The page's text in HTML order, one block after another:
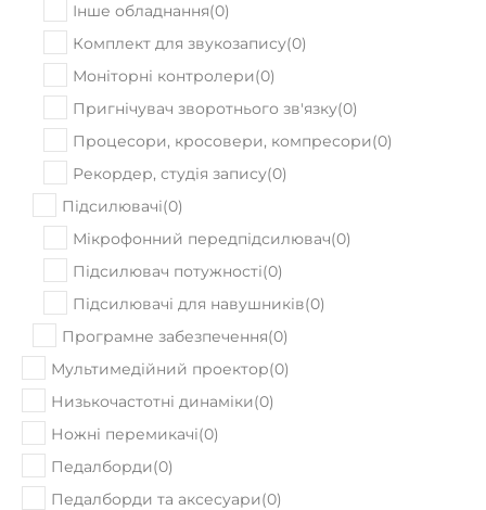
Інше обладнання(0)
Комплект для звукозапису(0)
Моніторні контролери(0)
Пригнічувач зворотнього зв'язку(0)
Процесори, кросовери, компресори(0)
Рекордер, студія запису(0)
Підсилювачі(0)
Мікрофонний передпідсилювач(0)
Підсилювач потужності(0)
Підсилювачі для навушників(0)
Програмне забезпечення(0)
Мультимедійний проектор(0)
Низькочастотні динаміки(0)
Ножні перемикачі(0)
Педалборди(0)
Педалборди та аксесуари(0)